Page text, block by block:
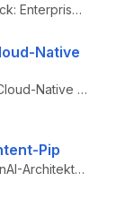
Claude Cowork in Amazon Bedrock: Enterprise-Rollout von KI-gestützten Entwicklungsumgebungen – AWS-native Integration, L...
Native
Transform Retail mit AWS Generative AI: Cloud-Native Architektur-Blaupause für E-Commerce – Serverless Microservices (SA...
Pip
Guidesly auf AWS: Real-World GenAI-Architektur für automatische Content-Generierung – AWS Bedrock, SageMaker, Lambda, St...